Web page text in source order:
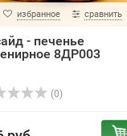
избранное сравнить
- печенье
8ДР003
(0)